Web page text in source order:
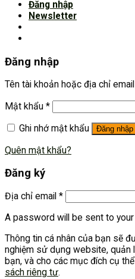
Đăng nhập
Newsletter
Đăng nhập
Tên tài khoản hoặc địa chỉ email
Mật khẩu *
Ghi nhớ mật khẩu
Đăng nhập
Quên mật khẩu?
Đăng ký
Địa chỉ email *
A password will be sent to
Thông tin cá nhân của bạn sẽ
nghiệm sử dụng website, quản
bạn, và cho các mục đích cụ
sách riêng tư.